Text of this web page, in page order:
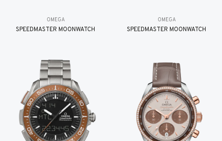
OMEGA
SPEEDMASTER MOONWATCH
OMEGA
SPEEDMASTER MOONWATCH